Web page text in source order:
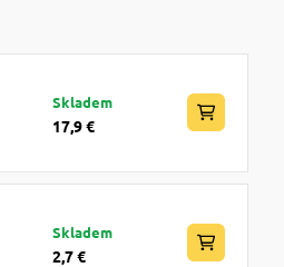
Skladem
17,9 €
Skladem
2,7 €